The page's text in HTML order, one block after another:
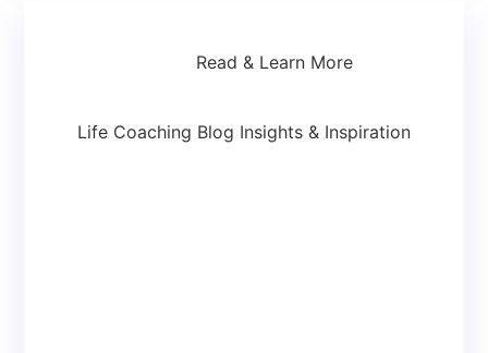
Read & Learn More
Life Coaching Blog Insights & Inspiration